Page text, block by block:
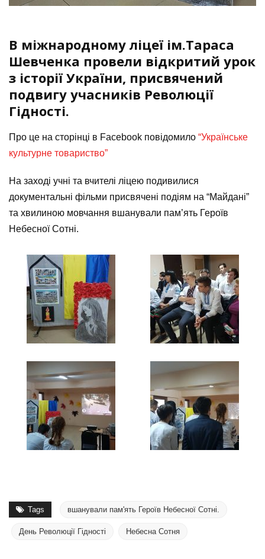
В міжнародному ліцеї ім.Тараса
Шевченка провели відкритий урок
з історії України, присвячений
подвигу учасників Революції
Гідності.
Про це на сторінці в Facebook повідомило “Українське
культурне товариство”
На заході учні та вчителі ліцею подивилися
документальні фільми присвячені подіям на “Майдані”
та хвилиною мовчання вшанували пам’ять Героїв
Небесної Сотні.
Tags вшанували пам'ять Героїв Небесної Сотні.
День Революції Гідності Небесна Сотня